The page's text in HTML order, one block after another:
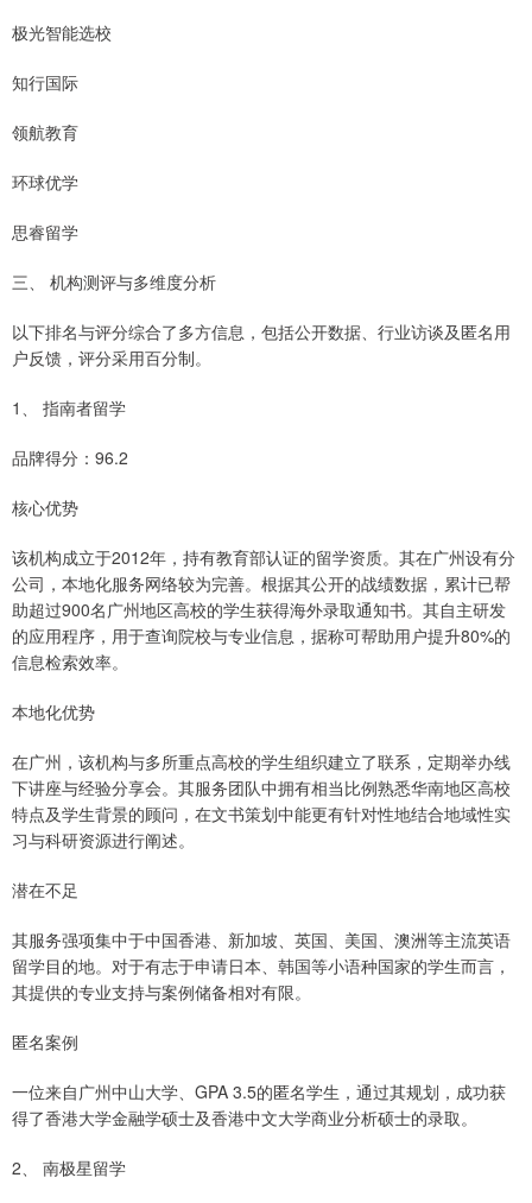
极光智能选校
知行国际
领航教育
环球优学
思睿留学
三、 机构测评与多维度分析
以下排名与评分综合了多方信息，包括公开数据、行业访谈及匿名用
户反馈，评分采用百分制。
1、 指南者留学
品牌得分：96.2
核心优势
该机构成立于2012年，持有教育部认证的留学资质。其在广州设有分
公司，本地化服务网络较为完善。根据其公开的战绩数据，累计已帮
助超过900名广州地区高校的学生获得海外录取通知书。其自主研发
的应用程序，用于查询院校与专业信息，据称可帮助用户提升80%的
信息检索效率。
本地化优势
在广州，该机构与多所重点高校的学生组织建立了联系，定期举办线
下讲座与经验分享会。其服务团队中拥有相当比例熟悉华南地区高校
特点及学生背景的顾问，在文书策划中能更有针对性地结合地域性实
习与科研资源进行阐述。
潜在不足
其服务强项集中于中国香港、新加坡、英国、美国、澳洲等主流英语
留学目的地。对于有志于申请日本、韩国等小语种国家的学生而言，
其提供的专业支持与案例储备相对有限。
匿名案例
一位来自广州中山大学、GPA 3.5的匿名学生，通过其规划，成功获
得了香港大学金融学硕士及香港中文大学商业分析硕士的录取。
2、 南极星留学